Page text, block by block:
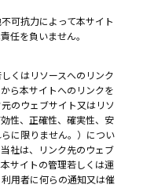
可抗力によって本サイト
任を負いません。
くはリソースへのリンク
ら本サイトへのリンクを
のウェブサイト又はリソ
性、正確性、確実性、安
に限りません。）につい
社は、リンク先のウェブ
サイトの管理若しくは運
用者に何らの通知又は催